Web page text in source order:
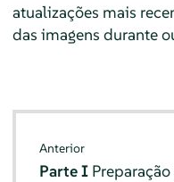
atualizações mais
das imagens durante
Anterior
Parte I